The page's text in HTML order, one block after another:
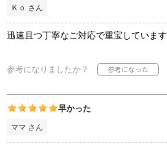
Ｋｏ さん
迅速且つ丁寧なご対応で重宝しています
参考になりましたか？
早かった
ママ さん